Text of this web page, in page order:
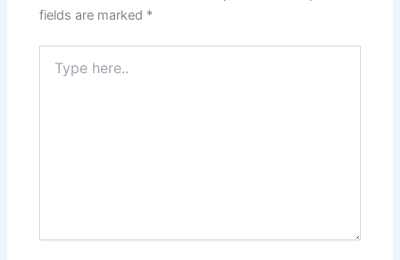
fields are marked *
here..